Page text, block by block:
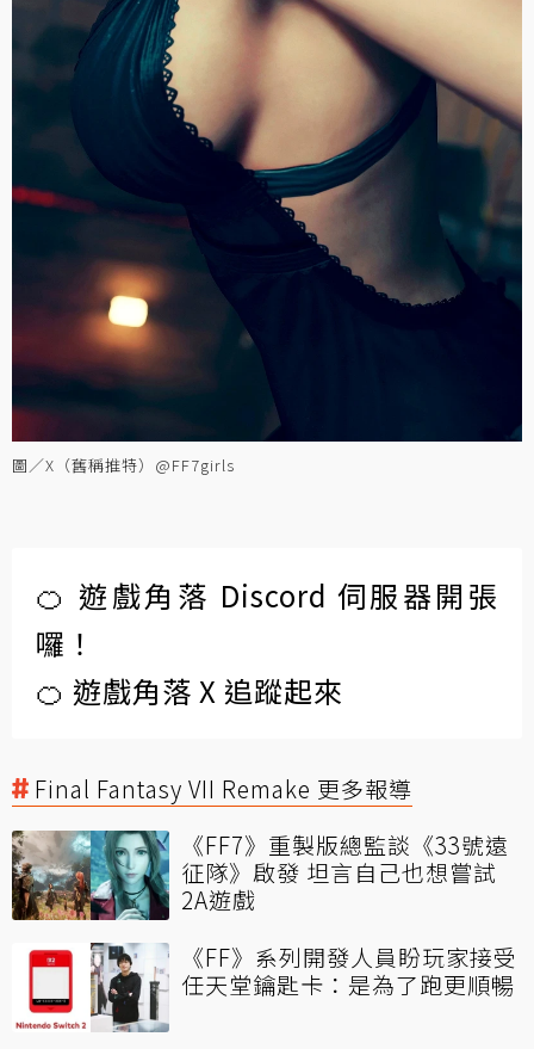
圖／X（舊稱推特）@FF7girls
🍊 遊戲角落 Discord 伺服器開張
囉！
🍊 遊戲角落 X 追蹤起來
Final Fantasy VII Remake 更多報導
《FF7》重製版總監談《33號遠
征隊》啟發 坦言自己也想嘗試
2A遊戲
《FF》系列開發人員盼玩家接受
任天堂鑰匙卡：是為了跑更順暢